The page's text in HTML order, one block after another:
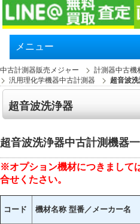
メニュー
中古計測器販売メジャー
計測器中古機
汎用理化学機器中古計測器
超音波
超音波洗浄器
超音波洗浄器中古計測機器
※オプション機材につきまして
合せくたさい。
コード 機材名称 型番／メーカー名